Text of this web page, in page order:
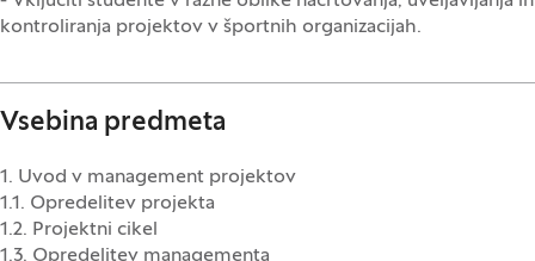
kontroliranja projektov v športnih organizacijah.
Vsebina predmeta
1. Uvod v management projektov
1.1. Opredelitev projekta
1.2. Projektni cikel
1.3. Opredelitev managementa